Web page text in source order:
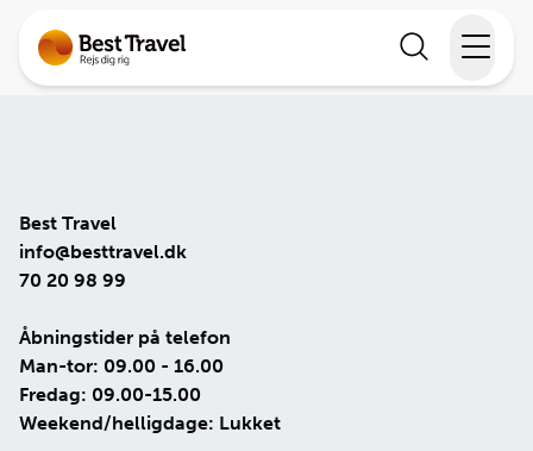
Rejsekalender
Information
Best Travel
info@besttravel.dk
70 20 98 99
Åbningstider på telefon
Man-tor: 09.00 - 16.00
Fredag: 09.00-15.00
Weekend/helligdage: Lukket